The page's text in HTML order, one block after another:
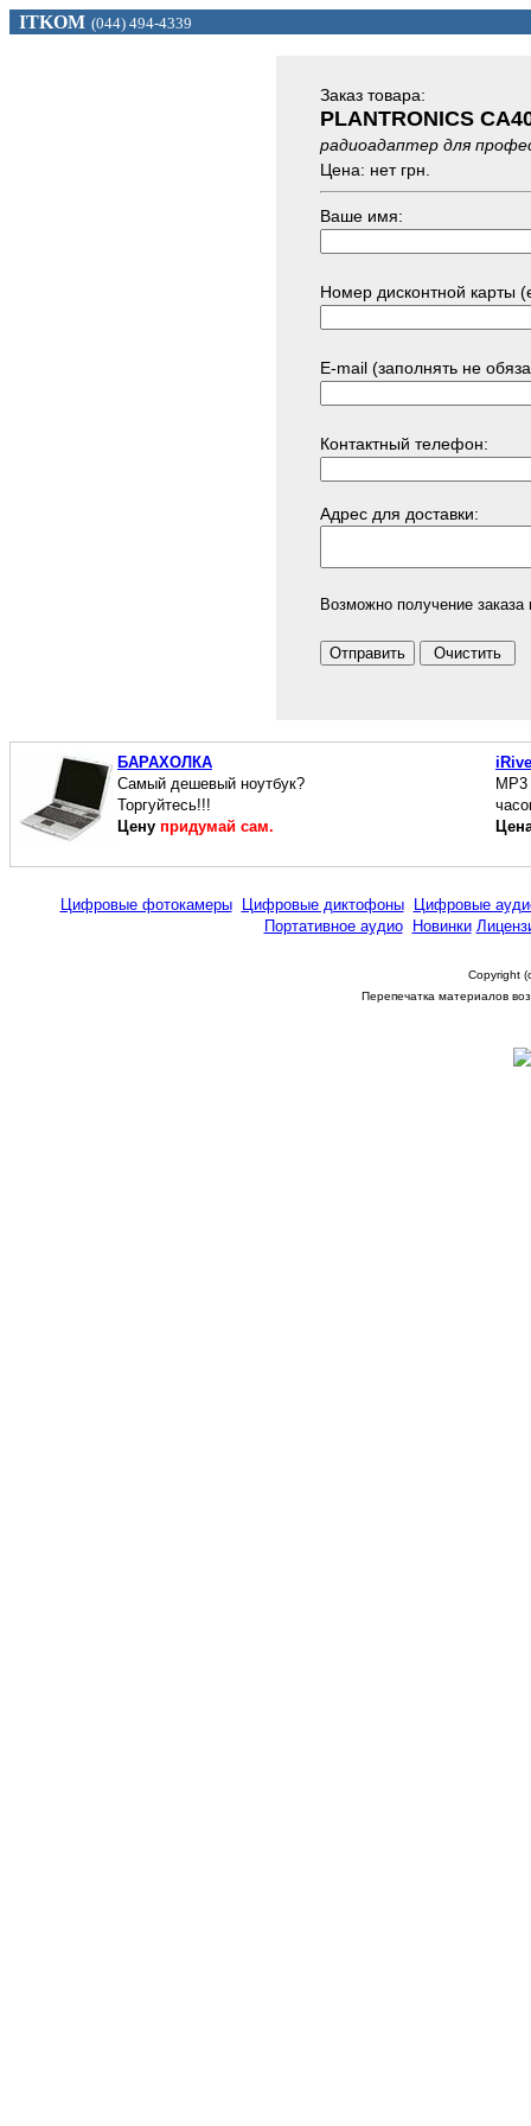
ITKOM (044) 494-4339
Заказ товарa:
PLANTRONICS
радиоадаптер для
Цена: нет грн.
Ваше имя:
Номер дисконтной карты
E-mail (заполнять не
Контактный телефон:
Адрес для доставки:
Возможно получение заказа
БАРАХОЛКА
Cамый дешевый ноутбук?
Торгуйтесь!!!
Цену придумай сам.
МР3
Цифровые фотокамеры Цифровые диктофоны
Цифровые
Портативное аудио
Новинки
Copyright
Перепечатка материалов